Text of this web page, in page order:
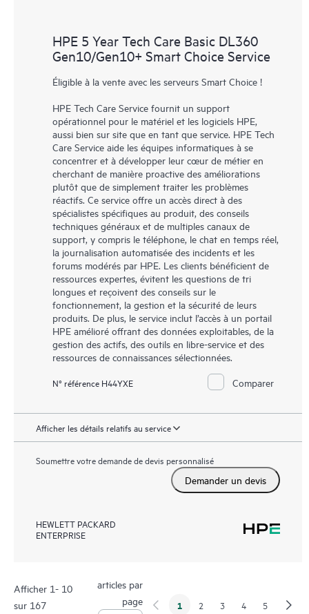
HPE 5 Year Tech Care Basic DL360
Gen10/Gen10+ Smart Choice Service
Éligible à la vente avec les serveurs Smart Choice !
HPE Tech Care Service fournit un support
opérationnel pour le matériel et les logiciels HPE,
aussi bien sur site que en tant que service. HPE Tech
Care Service aide les équipes informatiques à se
concentrer et à développer leur cœur de métier en
cherchant de manière proactive des améliorations
plutôt que de simplement traiter les problèmes
réactifs. Ce service offre un accès direct à des
spécialistes spécifiques au produit, des conseils
techniques généraux et de multiples canaux de
support, y compris le téléphone, le chat en temps réel,
la journalisation automatisée des incidents et les
forums modérés par HPE. Les clients bénéficient de
ressources expertes, évitent les questions de tri
longues et reçoivent des conseils sur le
fonctionnement, la gestion et la sécurité de leurs
produits. De plus, le service inclut l’accès à un portail
HPE amélioré offrant des données exploitables, de la
gestion des actifs, des outils en libre-service et des
ressources de connaissances sélectionnées.
N° référence H44YXE Comparer
Afficher les détails relatifs au service
Soumettre votre demande de devis personnalisé
Demander un devis
HEWLETT PACKARD
ENTERPRISE
Afficher 1- 10
sur 167
articles par
page
1 2 3 4 5